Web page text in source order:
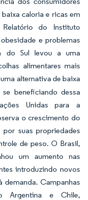
caloria e ricas em
do Instituto
e problemas
do Sul levou a uma
alimentares mais
alternativa de baixa
beneficiando dessa
Unidas para a
o crescimento do
suas propriedades
de peso. O Brasil,
um aumento nas
introduzindo novos
demanda. Campanhas
Argentina e Chile,